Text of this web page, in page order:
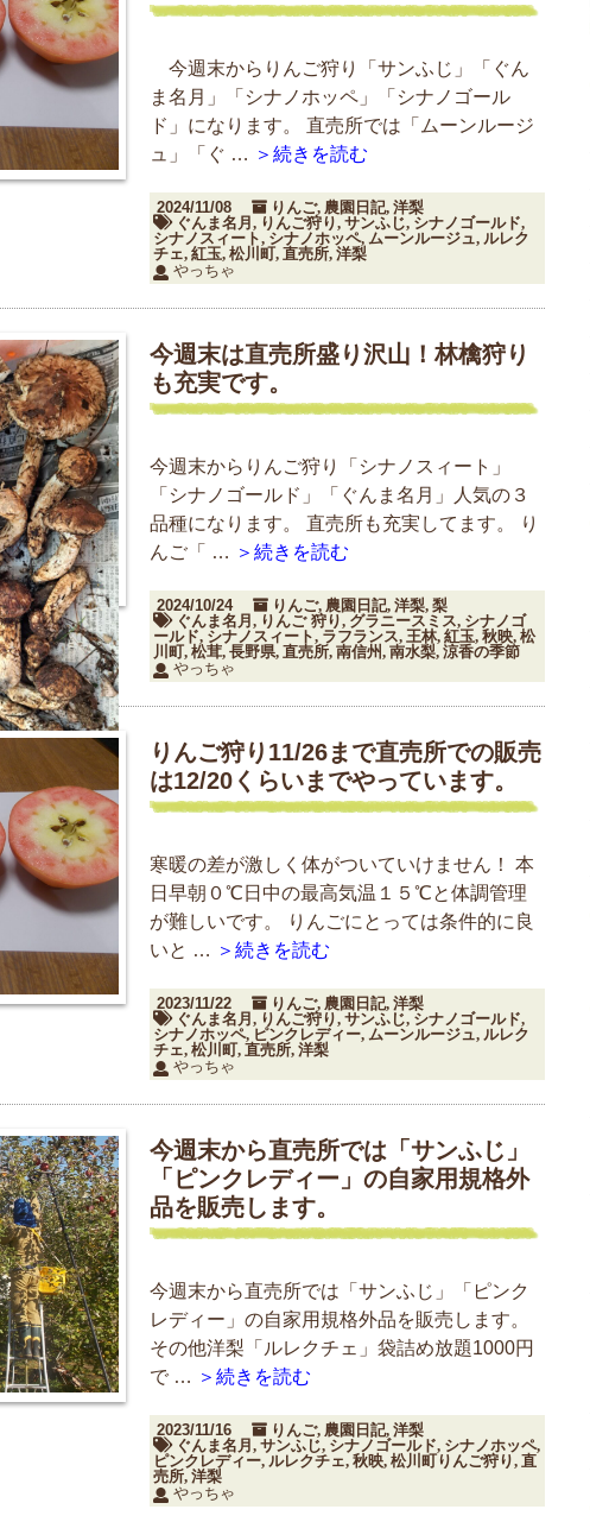
今週末からりんご狩り「サンふじ」「ぐん
ま名月」「シナノホッペ」「シナノゴール
ド」になります。 直売所では「ムーンルージ
ュ」「ぐ … ＞続きを読む
2024/11/08 りんご, 農園日記, 洋梨
ぐんま名月, りんご狩り, サンふじ, シナノゴールド,
シナノスィート, シナノホッペ, ムーンルージュ , ルレク
チェ, 紅玉, 松川町, 直売所, 洋梨
やっちゃ
今週末は直売所盛り沢山！林檎狩り
も充実です。
今週末からりんご狩り「シナノスィート」
「シナノゴールド」「ぐんま名月」人気の３
品種になります。 直売所も充実してます。 り
んご「 … ＞続きを読む
2024/10/24 りんご, 農園日記, 洋梨, 梨
ぐんま名月, りんご 狩り, グラニースミス, シナノゴ
ールド, シナノスィート, ラフランス, 王林, 紅玉, 秋映, 松
川町, 松茸, 長野県, 直売所, 南信州, 南水梨, 涼香の季節
やっちゃ
りんご狩り11/26まで直売所での販売
は12/20くらいまでやっています。
寒暖の差が激しく体がついていけません！ 本
日早朝０℃日中の最高気温１５℃と体調管理
が難しいです。 りんごにとっては条件的に良
いと … ＞続きを読む
2023/11/22 りんご, 農園日記, 洋梨
ぐんま名月, りんご狩り, サンふじ, シナノゴールド,
シナノホッペ, ピンクレディー, ムーンルージュ , ルレク
チェ, 松川町, 直売所, 洋梨
やっちゃ
今週末から直売所では「サンふじ」
「ピンクレディー」の自家用規格外
品を販売します。
今週末から直売所では「サンふじ」「ピンク
レディー」の自家用規格外品を販売します。
その他洋梨「ルレクチェ」袋詰め放題1000円
で … ＞続きを読む
2023/11/16 りんご, 農園日記, 洋梨
ぐんま名月, サンふじ, シナノゴールド, シナノホッペ,
ピンクレディー, ルレクチェ, 秋映, 松川町りんご狩り, 直
売所, 洋梨
やっちゃ